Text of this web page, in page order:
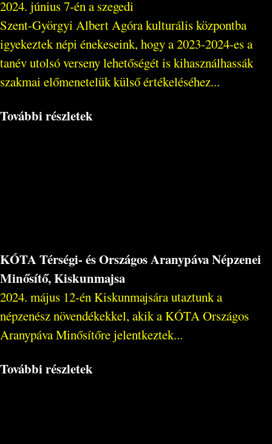
2024. június 7-én a szegedi
Szent-Györgyi Albert Agóra kulturális központba
igyekeztek népi énekeseink, hogy a 2023-2024-es a
tanév utolsó verseny lehetőségét is kihasználhassák
szakmai előmenetelük külső értékeléséhez...
További részletek
KÓTA Térségi- és Országos Aranypáva Népzenei
Minősítő, Kiskunmajsa
2024. május 12-én Kiskunmajsára utaztunk a
népzenész növendékekkel, akik a KÓTA Országos
Aranypáva Minősítőre jelentkeztek...
További részletek